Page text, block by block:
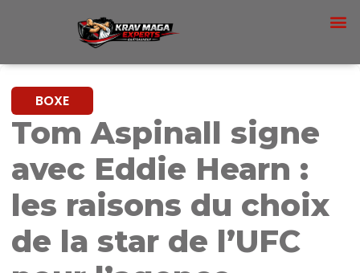
BOXE
Tom Aspinall signe
avec Eddie Hearn :
les raisons du choix
de la star de l’UFC